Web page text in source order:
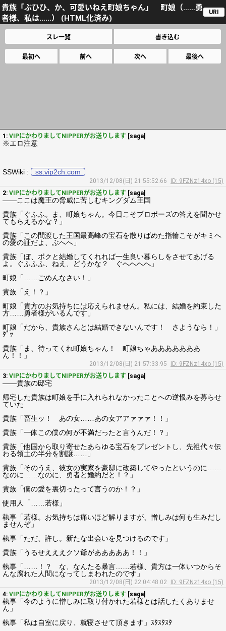
貴族「ぶひひ、か、可愛いねえ町娘ちゃん」 町娘（……勇
者様、私は……） (HTML化済み)
URI
スレ一覧 書き込む
最初へ 前へ 次へ 最後へ
1: VIPにかわりましてNIPPERがお送りします [saga]
※エロ注意
SSWiki : ss.vip2ch.com
2013/12/08(日) 21:55:52.66
ID: 9FZNz14xo (15)
2: VIPにかわりましてNIPPERがお送りします [saga]
――ここは魔王の脅威に苦しむキングダム王国
貴族「ぐふふ。ま、町娘ちゃん。今日こそプロポーズの答えを聞かせ
てもらえるかな？」
貴族「この間渡した王国最高峰の宝石を散りばめた指輪こそがキミへ
の愛の証だよ、ぶへへ」
貴族「ぼ、ボクと結婚してくれれば一生良い暮らしをさせてあげる
よ。ぐふふふ、ねえ、どうかな？ ぐへへへへ」
町娘「……ごめんなさい！」
貴族「え！？」
町娘「貴方のお気持ちには応えられません。私には、結婚を約束した
方……勇者様がいるんです」
町娘「だから、貴族さんとは結婚できないんです！ さようなら！」
ﾀﾞｯ
貴族「ま、待ってくれ町娘ちゃん！ 町娘ちゃあああああああ
ん！！」
2013/12/08(日) 21:57:33.95
ID: 9FZNz14xo (15)
3: VIPにかわりましてNIPPERがお送りします [saga]
――貴族の邸宅
帰宅した貴族は町娘を手に入れられなかったことへの逆恨みを募らせ
ていた
貴族「畜生ッ！ あの女……あの女アアァァァ！！」
貴族「一体この僕の何が不満だったと言うんだ！？」
貴族「他国から取り寄せたあらゆる宝石をプレゼントし、先祖代々伝
わる領土の半分を割譲……」
貴族「そのうえ、彼女の実家を豪邸に改築してやったというのに……
なのに……なのに、勇者と婚約だと！？」
貴族「僕の愛を裏切ったって言うのか！？」
使用人「……若様」
執事「若様。お気持ちは痛いほど解りますが、憎しみは何も生みだし
ませんぞ」
執事「ただ、許し。新たな出会いを見つけるのです」
貴族「うるせえええクソ爺があああああ！！」
執事「……！？ な、なんたる暴言……若様、貴方は一体いつからそ
んな腐れた人間になってしまわれたのです」
2013/12/08(日) 22:04:48.02
ID: 9FZNz14xo (15)
4: VIPにかわりましてNIPPERがお送りします [saga]
執事「今のように憎しみに取り付かれた若様とは話したくありませ
ん」
執事「私は自室に戻り、就寝させて頂きます」ｽﾀｽﾀｽﾀ